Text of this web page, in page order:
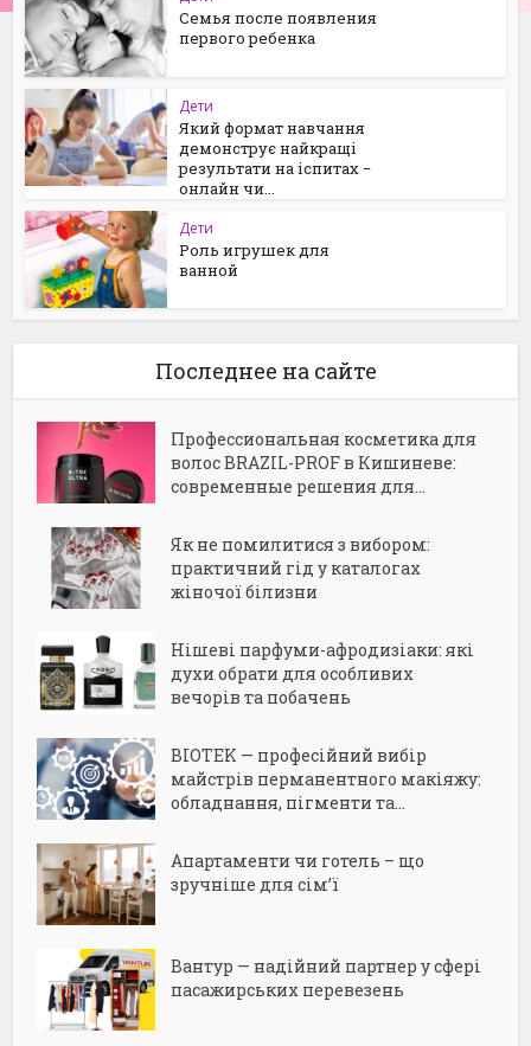
Семья после появления
первого ребенка
Дети
Який формат навчання
демонструє найкращі
результати на іспитах −
онлайн чи...
Дети
Роль игрушек для
ванной
Последнее на сайте
Профессиональная косметика для
волос BRAZIL-PROF в Кишиневе:
современные решения для...
Як не помилитися з вибором:
практичний гід у каталогах
жіночої білизни
Нішеві парфуми-афродизіаки: які
духи обрати для особливих
вечорів та побачень
BIOTEK — професійний вибір
майстрів перманентного макіяжу:
обладнання, пігменти та...
Апартаменти чи готель – що
зручніше для сім’ї
Вантур — надійний партнер у сфері
пасажирських перевезень